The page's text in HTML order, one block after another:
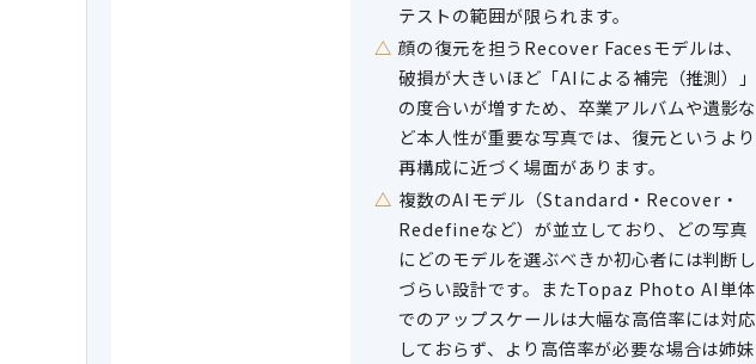
テストの範囲が限られます。
顔の復元を担うRecover Facesモデルは、
破損が大きいほど「AIによる補完（推測）」
の度合いが増すため、卒業アルバムや遺影な
ど本人性が重要な写真では、復元というより
再構成に近づく場面があります。
複数のAIモデル（Standard・Recover・
Redefineなど）が並立しており、どの写真
にどのモデルを選ぶべきか初心者には判断し
づらい設計です。またTopaz Photo AI単体
でのアップスケールは大幅な高倍率には対応
しておらず、より高倍率が必要な場合は姉妹